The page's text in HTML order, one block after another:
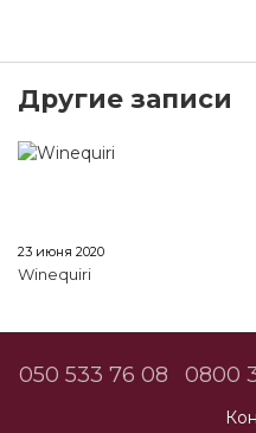
Другие записи
23 июня 2020
Winequiri
050 533 76 08 0800